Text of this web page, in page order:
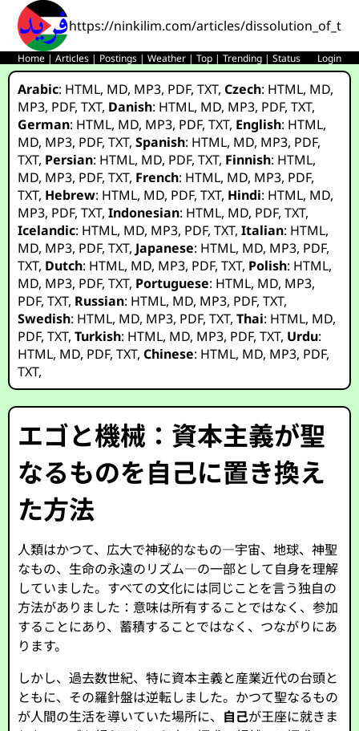
https://ninkilim.com/articles/
Home |Articles | Postings |Weather |Top |Trending |Status Login
Arabic: HTML, MD, MP3, PDF,TXT,Czech: HTML, MD,
MP3, PDF,TXT, Danish: HTML, MD, MP3, PDF,TXT,
German: HTML, MD, MP3, PDF,TXT, English: HTML,
MD, MP3, PDF,TXT,Spanish: HTML, MD, MP3, PDF,
TXT, Persian: HTML, MD, PDF,TXT, Finnish: HTML,
MD, MP3, PDF,TXT, French: HTML, MD, MP3, PDF,
TXT, Hebrew: HTML, MD, PDF,TXT, Hindi: HTML, MD,
MP3, PDF,TXT,Indonesian: HTML, MD, PDF,TXT,
Icelandic: HTML, MD, MP3, PDF,TXT,Italian: HTML,
MD, MP3, PDF,TXT, Japanese: HTML, MD, MP3, PDF,
TXT, Dutch: HTML, MD, MP3, PDF,TXT, Polish: HTML,
MD, MP3, PDF,TXT, Portuguese: HTML, MD, MP3,
PDF,TXT, Russian: HTML, MD, MP3, PDF,TXT,
Swedish: HTML, MD, MP3, PDF,TXT,Thai: HTML, MD,
PDF,TXT,Turkish: HTML, MD, MP3, PDF,TXT, Urdu:
HTML, MD, PDF,TXT,Chinese: HTML, MD, MP3, PDF,
TXT,
エゴと機械：資本主義が聖
なるものを自己に置き換え
た方法
人類はかつて、広大で神秘的なもの—宇宙、地球、神聖
なもの、生命の永遠のリズム—の一部として自身を理解
していました。すべての文化には同じことを言う独自の
方法がありました：意味は所有することではなく、参加
することにあり、蓄積することではなく、つながりにあ
ります。
しかし、過去数世紀、特に資本主義と産業近代の台頭と
ともに、その羅針盤は逆転しました。かつて聖なるもの
が人間の生活を導いていた場所に、 自己が王座に就きま